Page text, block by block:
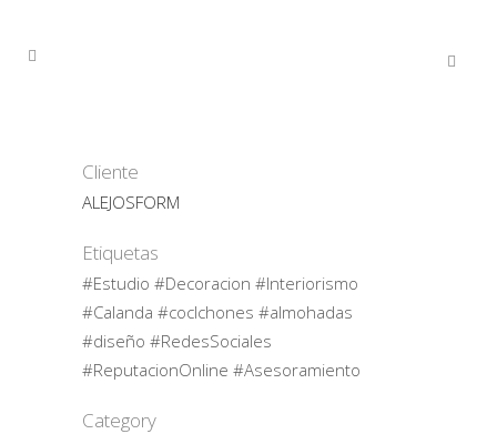
Cliente
ALEJOSFORM
Etiquetas
#Estudio #Decoracion #Interiorismo
#Calanda #coclchones #almohadas
#diseño #RedesSociales
#ReputacionOnline #Asesoramiento
Category